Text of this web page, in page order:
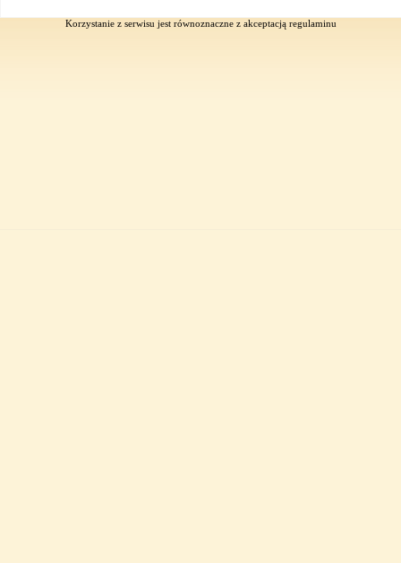
Korzystanie z serwisu jest równoznaczne z akceptacją regulaminu